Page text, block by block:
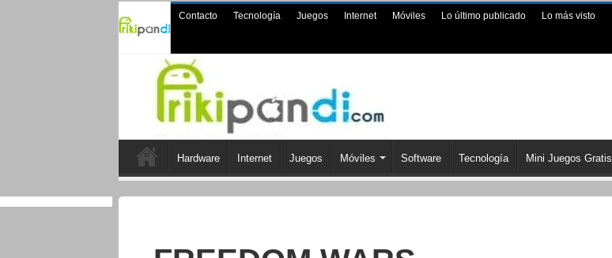
Contacto Tecnología Juegos Internet Móviles Lo último publicado Lo más visto
Hardware Internet Juegos Móviles Software Tecnología Mini Juegos Gratis